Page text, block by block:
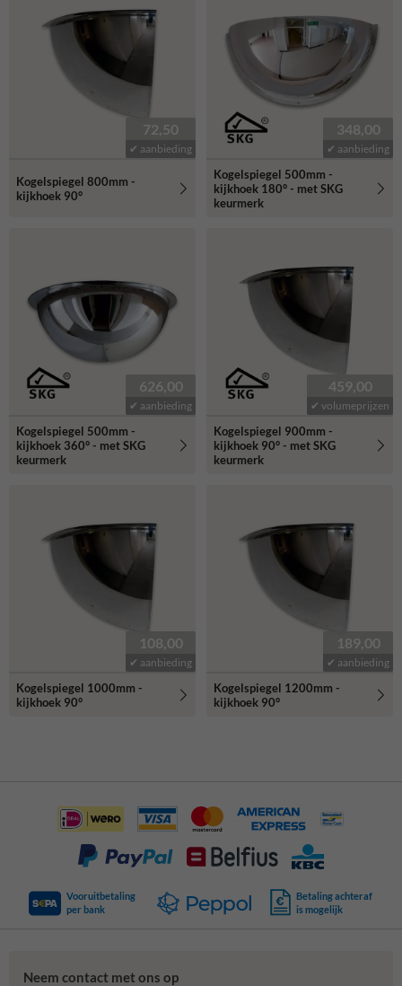
72,50
✔ aanbieding
Kogelspiegel 800mm -
kijkhoek 90°
348,00
✔ aanbieding
Kogelspiegel 500mm -
kijkhoek 180° - met SKG
keurmerk
626,00
✔ aanbieding
Kogelspiegel 500mm -
kijkhoek 360° - met SKG
keurmerk
459,00
✔ volumeprijzen
Kogelspiegel 900mm -
kijkhoek 90° - met SKG
keurmerk
108,00
✔ aanbieding
Kogelspiegel 1000mm -
kijkhoek 90°
189,00
✔ aanbieding
Kogelspiegel 1200mm -
kijkhoek 90°
Vooruitbetaling
per bank
Betaling achteraf
is mogelijk
Neem contact met ons op